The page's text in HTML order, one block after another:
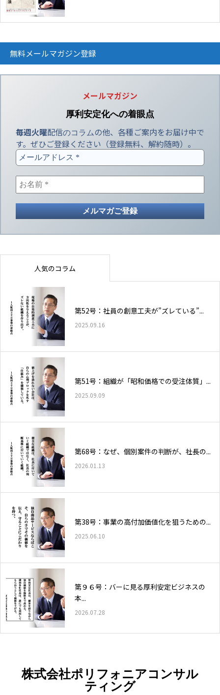
無料メールマガジン登録
メールマガジン
厚利安定化への着眼点
毎週火曜配信のコラム の他、各種ご案内をお届け中で
す。ぜひご登録ください（登録無料、解約随時）。
人気のコラム
第52号：社員の創意工夫が”ズレている”...
2025.09.16
第51号：組織が「昭和価格での受注体質」...
2025.09.09
第68号：なぜ、個別案件の判断が、社長の...
2026.01.13
第38号：事業の高付加価値化を狙うための...
2025.06.10
第９６号：バーに見る厚利安定ビジネスの
本...
2026.07.28
株式会社ポリフォニアコンサル
ティング